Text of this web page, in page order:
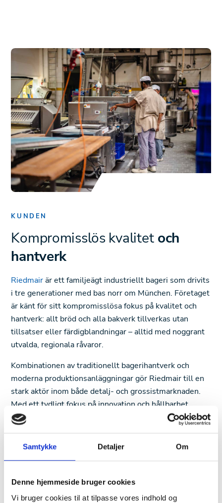
Samtykke Detaljer Om
Denne hjemmeside bruger cookies
Vi bruger cookies til at tilpasse vores indhold og
KUNDEN
Kompromisslös kvalitetoch
hantverk
Riedmairär ett familjeägt industriellt bageri som drivits
i tre generationer med bas norr om München. Företaget
är känt för sitt kompromisslösa fokus på kvalitet och
hantverk: allt bröd och alla bakverk tillverkas utan
tillsatser eller färdigblandningar – alltid med noggrant
utvalda, regionala råvaror.
Kombinationen av traditionellt bagerihantverk och
moderna produktionsanläggningar gör Riedmair till en
stark aktör inom både detalj- och grossistmarknaden.
Med ett tydligt fokus på innovation och hållbarhet
arbetar företaget målmedvetet för att minska
ansvar både för kunderna och för klimatet.